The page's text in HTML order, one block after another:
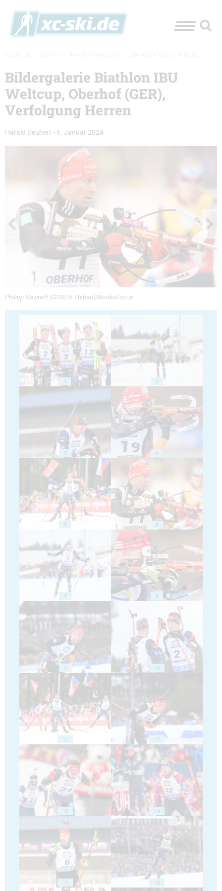
Bildergalerie Biathlon IBU
Weltcup, Oberhof (GER),
Verfolgung Herren
Harald Deubert - 6. Januar 2024
Philipp Nawrath (GER) © Thibaut/NordicFocus
1 2
3 4
5 6
7 8
9 10
11 12
13 14
15 16